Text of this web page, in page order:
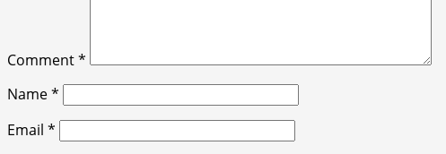
Comment*
Name*
Email *